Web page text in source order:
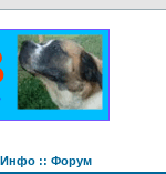
:: Форум